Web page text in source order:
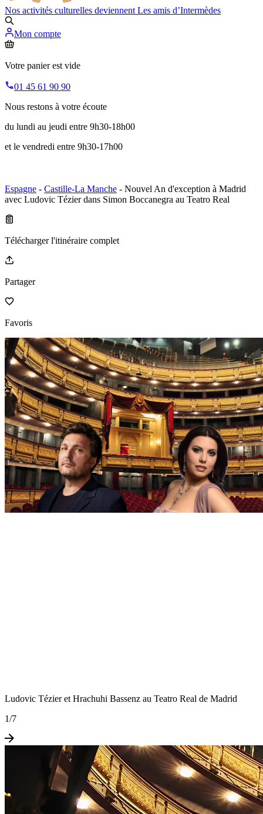
Nos activités culturelles deviennent Les amis d’Intermèdes
Mon compte
Votre panier est vide
01 45 61 90 90
Nous restons à votre écoute
du lundi au jeudi entre 9h30-18h00
et le vendredi entre 9h30-17h00
Espagne - Castille-La Manche - Nouvel An d'exception à Madrid
avec Ludovic Tézier dans Simon Boccanegra au Teatro Real
Télécharger l'itinéraire complet
Partager
Favoris
Ludovic Tézier et Hrachuhi Bassenz au Teatro Real de Madrid
1/7